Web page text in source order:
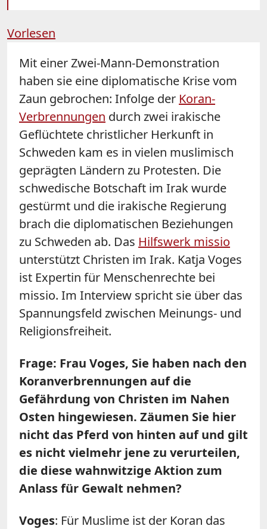
Vorlesen
Mit einer Zwei-Mann-Demonstration
haben sie eine diplomatische Krise vom
Zaun gebrochen: Infolge der Koran-
Verbrennungen durch zwei irakische
Geflüchtete christlicher Herkunft in
Schweden kam es in vielen muslimisch
geprägten Ländern zu Protesten. Die
schwedische Botschaft im Irak wurde
gestürmt und die irakische Regierung
brach die diplomatischen Beziehungen
zu Schweden ab. Das Hilfswerk missio
unterstützt Christen im Irak. Katja Voges
ist Expertin für Menschenrechte bei
missio. Im Interview spricht sie über das
Spannungsfeld zwischen Meinungs- und
Religionsfreiheit.
Frage: Frau Voges, Sie haben nach den
Koranverbrennungen auf die
Gefährdung von Christen im Nahen
Osten hingewiesen. Zäumen Sie hier
nicht das Pferd von hinten auf und gilt
es nicht vielmehr jene zu verurteilen,
die diese wahnwitzige Aktion zum
Anlass für Gewalt nehmen?
Voges: Für Muslime ist der Koran das